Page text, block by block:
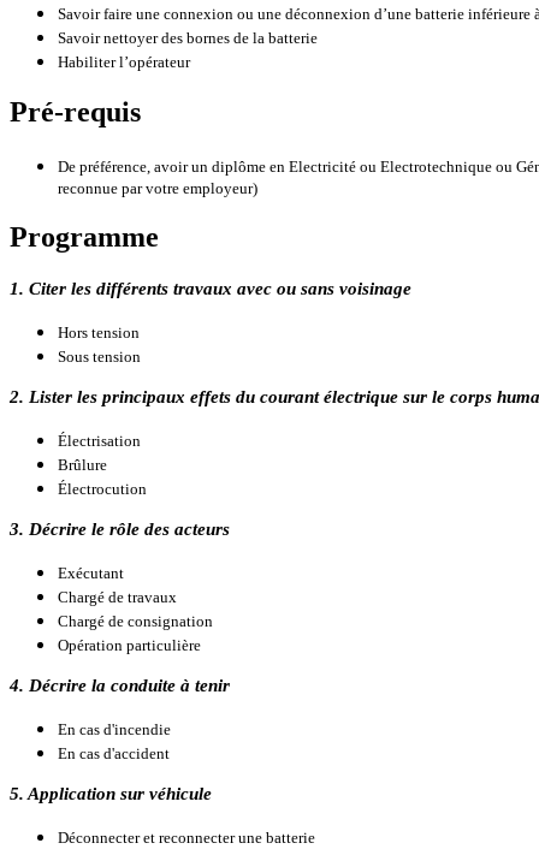
Savoir faire une connexion ou une déconnexion d’une batterie
Savoir nettoyer des bornes de la batterie
Habiliter l’opérateur
Pré-requis
De préférence, avoir un diplôme en Electricité ou Electrotechnique ou
reconnue par votre employeur)
Programme
1. Citer les différents travaux avec ou sans voisinage
Hors tension
Sous tension
2. Lister les principaux effets du courant électrique sur le corps
Électrisation
Brûlure
Électrocution
3. Décrire le rôle des acteurs
Exécutant
Chargé de travaux
Chargé de consignation
Opération particulière
4. Décrire la conduite à tenir
En cas d'incendie
En cas d'accident
5. Application sur véhicule
Déconnecter et reconnecter une batterie